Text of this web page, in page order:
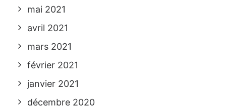
mai 2021
avril 2021
mars 2021
février 2021
janvier 2021
décembre 2020